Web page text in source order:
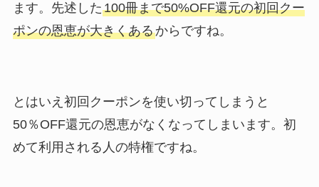
ます。先述した100冊まで50%OFF還元の初回クー
ポンの恩恵が大きくあるからですね。
とはいえ初回クーポンを使い切ってしまうと
50％OFF還元の恩恵がなくなってしまいます。初
めて利用される人の特権ですね。